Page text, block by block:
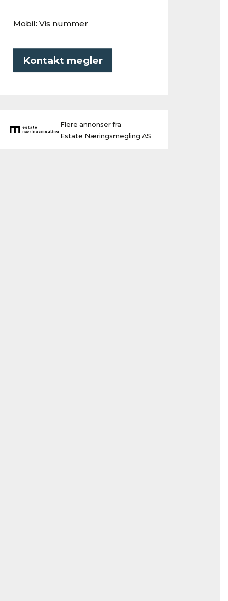
Mobil: Vis nummer
Kontakt megler
Flere annonser fra
Estate Næringsmegling AS